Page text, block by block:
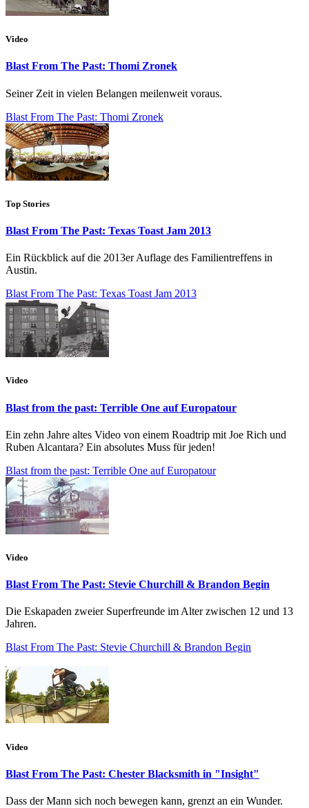
Video
Blast From The Past: Thomi Zronek
Seiner Zeit in vielen Belangen meilenweit voraus.
Blast From The Past: Thomi Zronek
Top Stories
Blast From The Past: Texas Toast Jam 2013
Ein Rückblick auf die 2013er Auflage des Familientreffens in
Austin.
Blast From The Past: Texas Toast Jam 2013
Video
Blast from the past: Terrible One auf Europatour
Ein zehn Jahre altes Video von einem Roadtrip mit Joe Rich und
Ruben Alcantara? Ein absolutes Muss für jeden!
Blast from the past: Terrible One auf Europatour
Video
Blast From The Past: Stevie Churchill & Brandon Begin
Die Eskapaden zweier Superfreunde im Alter zwischen 12 und 13
Jahren.
Blast From The Past: Stevie Churchill & Brandon Begin
Video
Blast From The Past: Chester Blacksmith in "Insight"
Dass der Mann sich noch bewegen kann, grenzt an ein Wunder.